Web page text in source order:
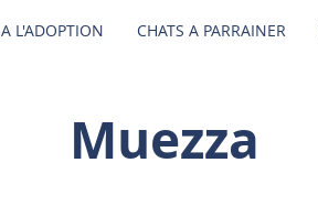
L'ADOPTION CHATS A PARRAINER
Muezza